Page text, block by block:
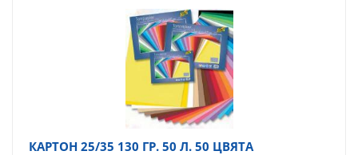
КАРТОН 25/35 130 ГР. 50 Л. 50 ЦВЯТА